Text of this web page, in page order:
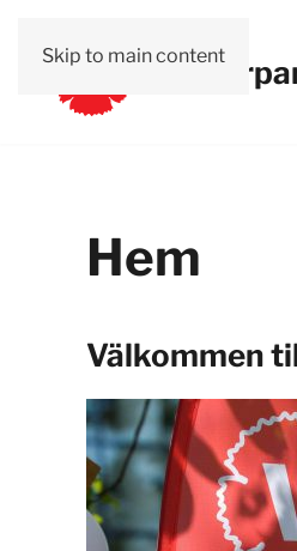
Skip to main content
Hem
Välkommen